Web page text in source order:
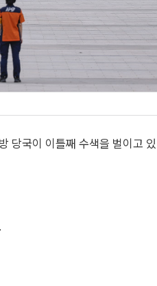
당국이 이틀째 수색을 벌이고 있